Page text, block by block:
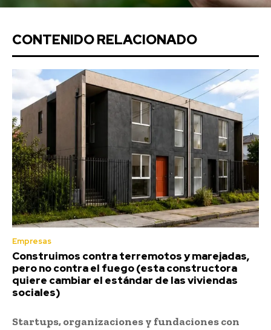
CONTENIDO RELACIONADO
Empresas
Construimos contra terremotos y marejadas,
pero no contra el fuego (esta constructora
quiere cambiar el estándar de las viviendas
sociales)
Startups, organizaciones y fundaciones con